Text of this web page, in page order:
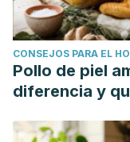
you-eat/calcium-
CONSEJOS PARA EL
Pollo de piel
diferencia y